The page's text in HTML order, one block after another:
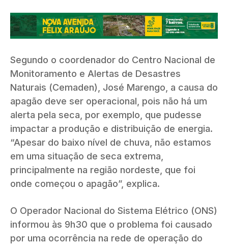
Segundo o coordenador do Centro Nacional de
Monitoramento e Alertas de Desastres
Naturais (Cemaden), José Marengo, a causa do
apagão deve ser operacional, pois não há um
alerta pela seca, por exemplo, que pudesse
impactar a produção e distribuição de energia.
“Apesar do baixo nível de chuva, não estamos
em uma situação de seca extrema,
principalmente na região nordeste, que foi
onde começou o apagão”, explica.
O Operador Nacional do Sistema Elétrico (ONS)
informou às 9h30 que o problema foi causado
por uma ocorrência na rede de operação do